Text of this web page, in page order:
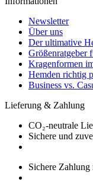
Newsletter
Über uns
Der ultimative
Größenratgeber
Kragenformen
Hemden richtig
Business vs.
Lieferung & Zahlung
CO₂-neutrale
Sichere und
Sichere Zahlung